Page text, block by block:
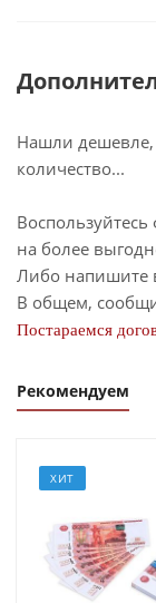
Нашли дешевле,
количество...
на более
Либо напишите
В общем,
Постараемся
Рекомендуем
ХИТ